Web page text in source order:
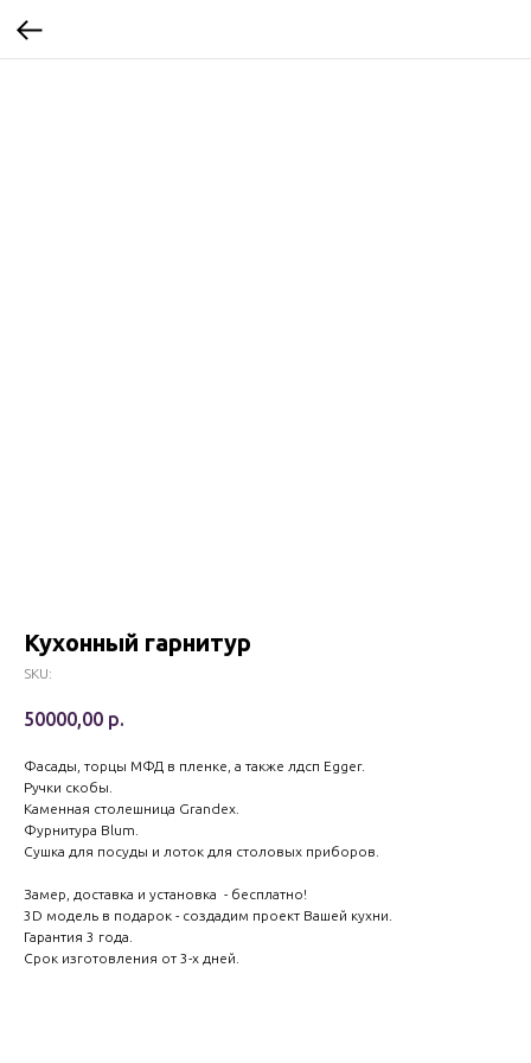
Кухонный гарнитур
SKU:
50000,00 р.
Фасады, торцы МФД в пленке, а также лдсп Egger.
Ручки скобы.
Каменная столешница Grandex.
Фурнитура Blum.
Сушка для посуды и лоток для столовых приборов.
Замер, доставка и установка - бесплатно!
3D модель в подарок - создадим проект Вашей кухни.
Гарантия 3 года.
Срок изготовления от 3-х дней.